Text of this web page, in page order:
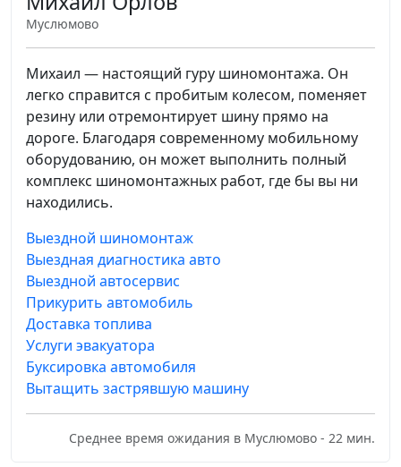
Муслюмово
Михаил — настоящий гуру шиномонтажа. Он
легко справится с пробитым колесом, поменяет
резину или отремонтирует шину прямо на
дороге. Благодаря современному мобильному
оборудованию, он может выполнить полный
комплекс шиномонтажных работ, где бы вы ни
находились.
Выездной шиномонтаж
Выездная диагностика авто
Выездной автосервис
Прикурить автомобиль
Доставка топлива
Услуги эвакуатора
Буксировка автомобиля
Вытащить застрявшую машину
Среднее время ожидания в Муслюмово - 22 мин.